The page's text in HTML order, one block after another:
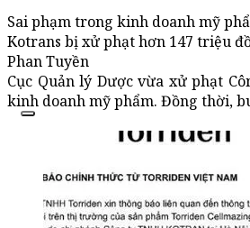
Sai phạm trong kinh doanh mỹ
Kotrans bị xử phạt hơn 147 triệu
Phan Tuyền
Cục Quản lý Dược vừa xử phạt
kinh doanh mỹ phẩm. Đồng thời,